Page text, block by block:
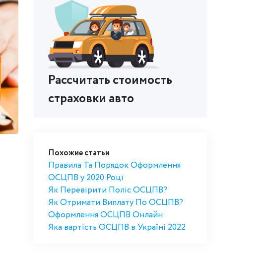
Рассчитать стоимость
страховки авто
Похожие статьи
Правила Та Порядок Оформлення
ОСЦПВ у 2020 Році
Як Перевірити Поліс ОСЦПВ?
Як Отримати Виплату По ОСЦПВ?
Оформлення ОСЦПВ Онлайн
Яка вартість ОСЦПВ в Україні 2022